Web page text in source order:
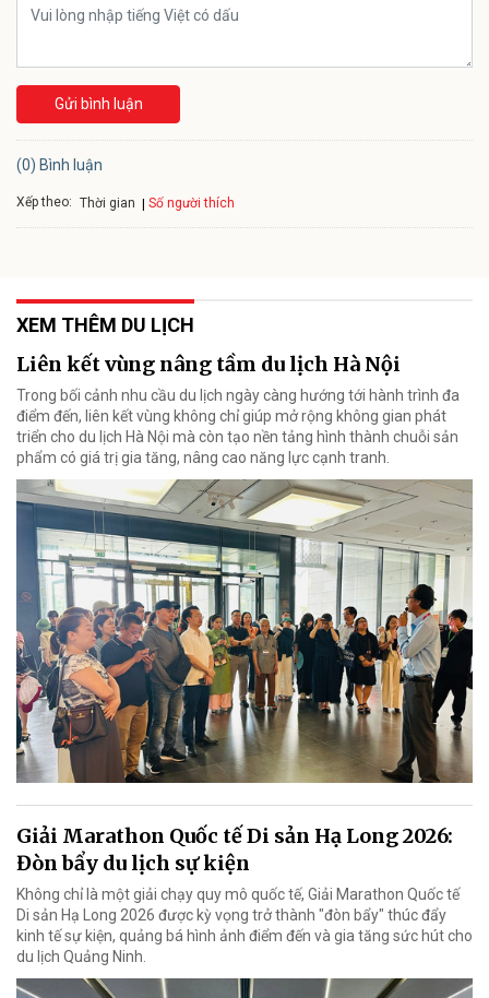
Gửi bình luận
(0) Bình luận
Xếp theo: Thời gian Số người thích
XEM THÊM DU LỊCH
Liên kết vùng nâng tầm du lịch Hà Nội
Trong bối cảnh nhu cầu du lịch ngày càng hướng tới hành trình đa
điểm đến, liên kết vùng không chỉ giúp mở rộng không gian phát
triển cho du lịch Hà Nội mà còn tạo nền tảng hình thành chuỗi sản
phẩm có giá trị gia tăng, nâng cao năng lực cạnh tranh.
Giải Marathon Quốc tế Di sản Hạ Long 2026:
Đòn bẩy du lịch sự kiện
Không chỉ là một giải chạy quy mô quốc tế, Giải Marathon Quốc tế
Di sản Hạ Long 2026 được kỳ vọng trở thành "đòn bẩy" thúc đẩy
kinh tế sự kiện, quảng bá hình ảnh điểm đến và gia tăng sức hút cho
du lịch Quảng Ninh.